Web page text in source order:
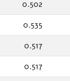
0.502
0.535
0.517
0.517